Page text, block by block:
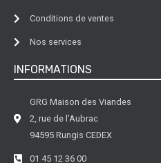
Conditions de ventes
Nos services
INFORMATIONS
GRG Maison des Viandes
2, rue de l'Aubrac
94595 Rungis CEDEX
01 45 12 36 00